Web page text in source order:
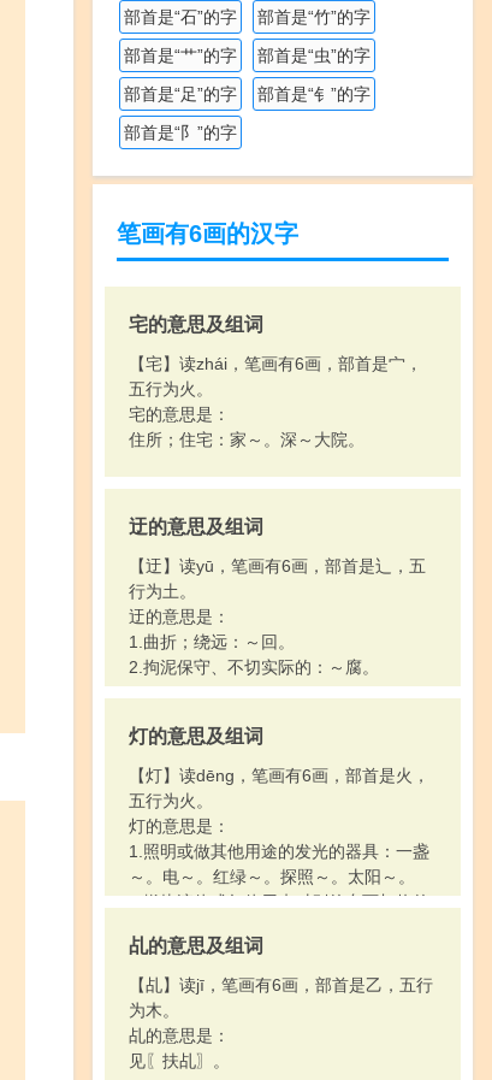
部首是“石”的字
部首是“竹”的字
部首是“艹”的字
部首是“虫”的字
部首是“足”的字
部首是“钅”的字
部首是“阝”的字
笔画有6画的汉字
宅的意思及组词
【宅】读zhái，笔画有6画，部首是宀，
五行为火。
宅的意思是：
住所；住宅：家～。深～大院。
迂的意思及组词
【迂】读yū，笔画有6画，部首是辶，五
行为土。
迂的意思是：
1.曲折；绕远：～回。
2.拘泥保守、不切实际的：～腐。
灯的意思及组词
【灯】读dēng，笔画有6画，部首是火，
五行为火。
灯的意思是：
1.照明或做其他用途的发光的器具：一盏
～。电～。红绿～。探照～。太阳～。
2.燃烧液体或气体用来对别的东西加热的
3.俗称收音机、电视机等的电子管：五～
收音机。
4.（Dēng）姓。
乩的意思及组词
【乩】读jī，笔画有6画，部首是乙，五行
为木。
乩的意思是：
见〖扶乩〗。